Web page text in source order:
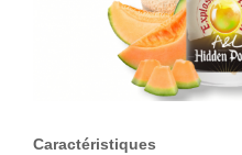
Caractéristiques